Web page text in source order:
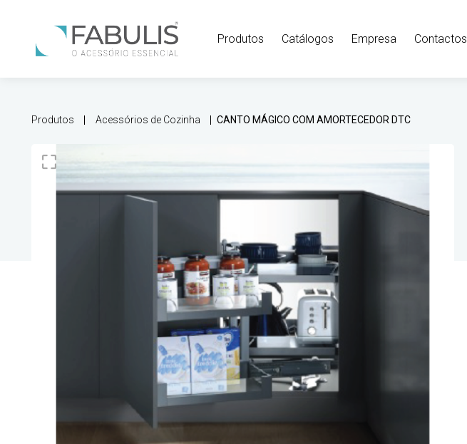
Produtos Catálogos Empresa Contactos
Produtos Acessórios de Cozinha CANTO MÁGICO COM AMORTECEDOR DTC